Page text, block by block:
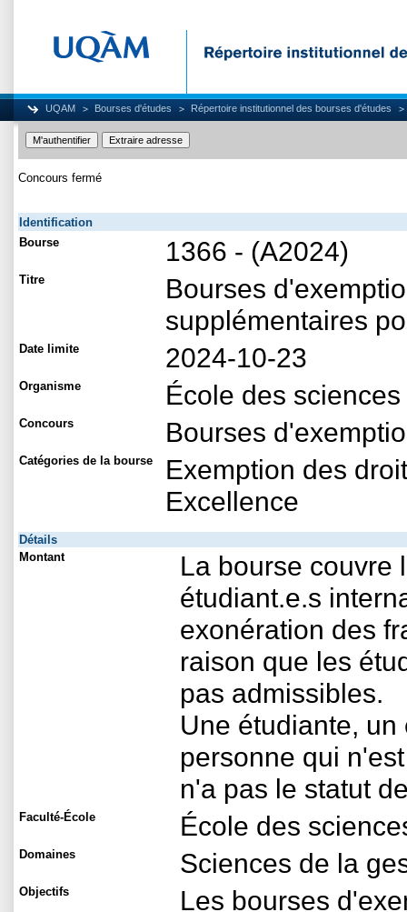
UQAM Bourses d'études Répertoire institutionnel des bourses d'études
Concours fermé
Identification
Bourse
1366 - (A2024)
Titre
Bourses
supplémentaires
Date limite 2024-10-23
Organisme École des
Concours Bourses
Catégories de la bourse
Exemption des
Excellence
Détails
Montant
La bourse couvre
étudiant.e.s
exonération des
raison que les
pas admissibles.
Une étudiante,
personne qui
n'a pas le statut
Faculté-École École des
Domaines Sciences de la
Objectifs
Les bourses